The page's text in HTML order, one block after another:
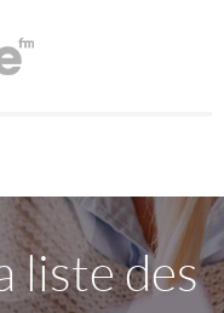
liste des